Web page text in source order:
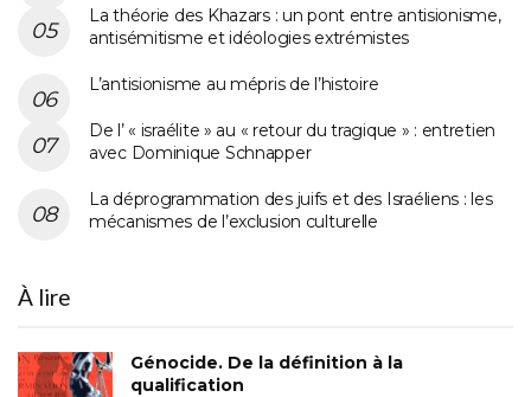
La théorie des Khazars : un pont entre antisionisme,
antisémitisme et idéologies extrémistes
L’antisionisme au mépris de l’histoire
De l’ « israélite » au « retour du tragique » : entretien
avec Dominique Schnapper
La déprogrammation des juifs et des Israéliens : les
mécanismes de l’exclusion culturelle
À lire
Génocide. De la définition à la
qualification